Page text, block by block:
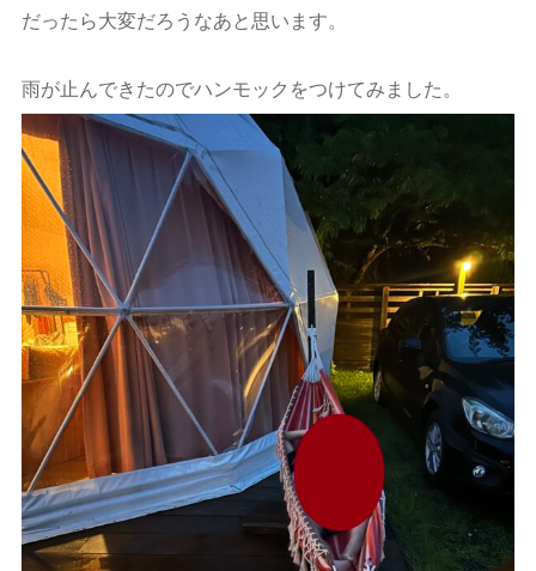
だったら大変だろうなあと思います。
雨が止んできたのでハンモックをつけてみました。